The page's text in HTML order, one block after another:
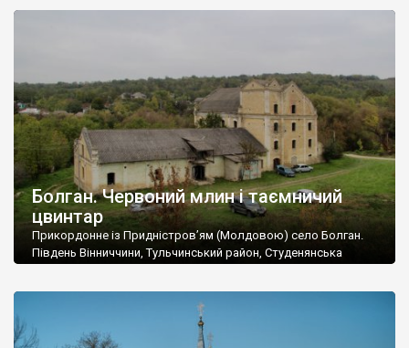
Болган. Червоний млин і таємничий
цвинтар
Прикордонне із Придністров’ям (Молдовою) село Болган.
Південь Вінниччини, Тульчинський район, Студенянська
старовинний цвинтар із кам’яними хрестами. Всі епітафії, які
збереглися, написані кирилицею, церковнослов’янською
мовою. За всіма традиційними ознаками – цвинтар